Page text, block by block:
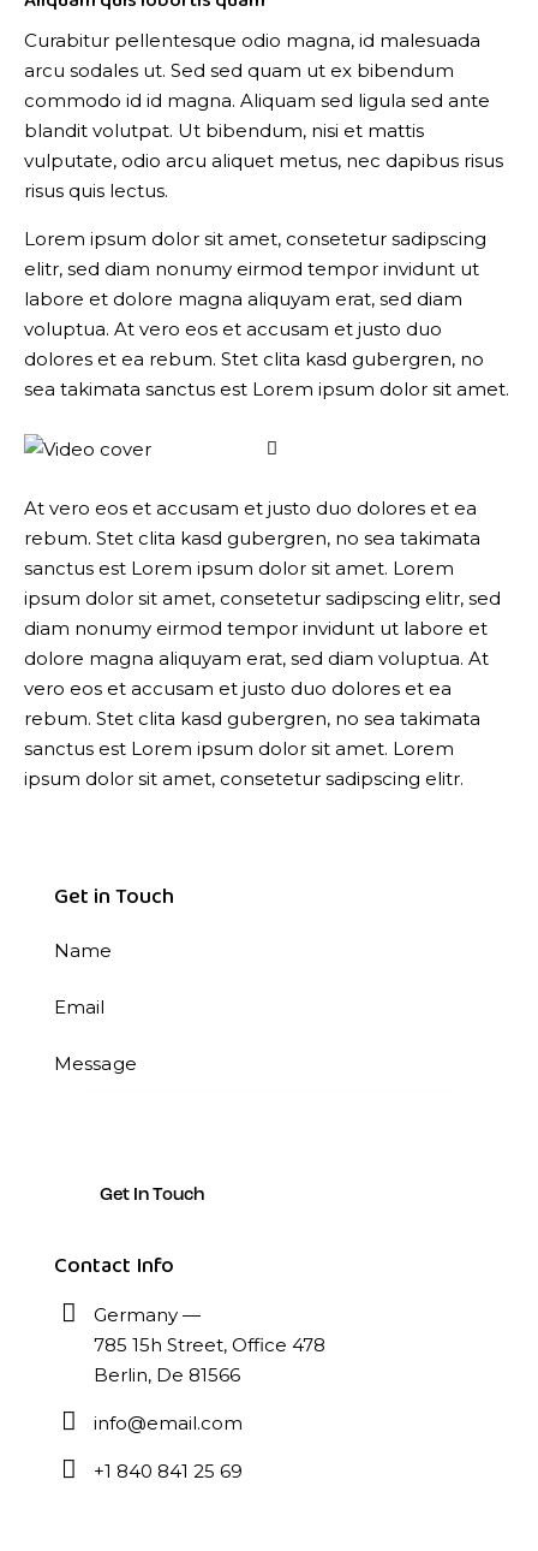
Curabitur pellentesque odio magna, id malesuada
arcu sodales ut. Sed sed quam ut ex bibendum
commodo id id magna. Aliquam sed ligula sed ante
blandit volutpat. Ut bibendum, nisi et mattis
vulputate, odio arcu aliquet metus, nec dapibus risus
risus quis lectus.
Lorem ipsum dolor sit amet, consetetur sadipscing
elitr, sed diam nonumy eirmod tempor invidunt ut
labore et dolore magna aliquyam erat, sed diam
voluptua. At vero eos et accusam et justo duo
dolores et ea rebum. Stet clita kasd gubergren, no
sea takimata sanctus est Lorem ipsum dolor sit amet.
At vero eos et accusam et justo duo dolores et ea
rebum. Stet clita kasd gubergren, no sea takimata
sanctus est Lorem ipsum dolor sit amet. Lorem
ipsum dolor sit amet, consetetur sadipscing elitr, sed
diam nonumy eirmod tempor invidunt ut labore et
dolore magna aliquyam erat, sed diam voluptua. At
vero eos et accusam et justo duo dolores et ea
rebum. Stet clita kasd gubergren, no sea takimata
sanctus est Lorem ipsum dolor sit amet. Lorem
ipsum dolor sit amet, consetetur sadipscing elitr.
Get in Touch
Contact Info
Germany —
785 15h Street, Office 478
Berlin, De 81566
info@email.com
+1 840 841 25 69